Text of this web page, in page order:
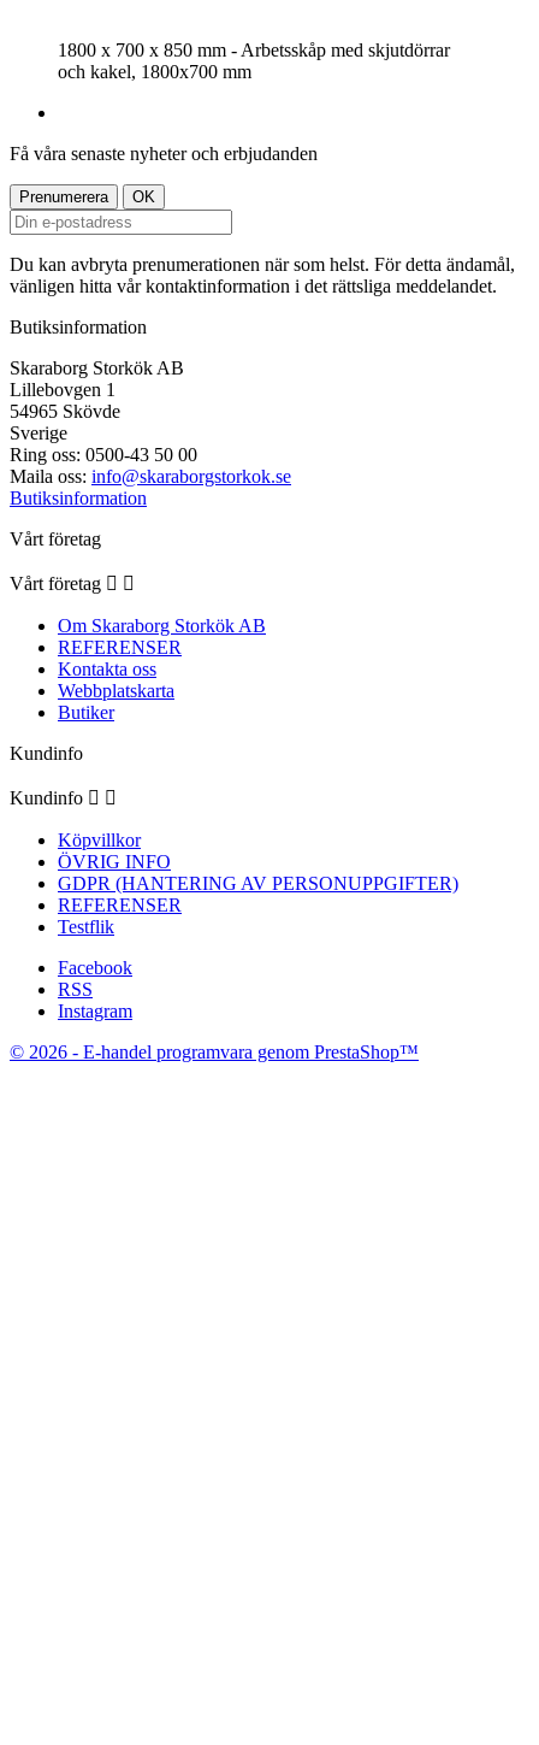
1800 x 700 x 850 mm - Arbetsskåp med skjutdörrar
och kakel, 1800x700 mm
Få våra senaste nyheter och erbjudanden
Du kan avbryta prenumerationen när som helst. För detta ändamål,
vänligen hitta vår kontaktinformation i det rättsliga meddelandet.
Butiksinformation
Skaraborg Storkök AB
Lillebovgen 1
54965 Skövde
Sverige
Ring oss: 0500-43 50 00
Maila oss: info@skaraborgstorkok.se
Butiksinformation
Vårt företag
Vårt företag  
Om Skaraborg Storkök AB
REFERENSER
Kontakta oss
Webbplatskarta
Butiker
Kundinfo
Kundinfo  
Köpvillkor
ÖVRIG INFO
GDPR (HANTERING AV PERSONUPPGIFTER)
REFERENSER
Testflik
Facebook
RSS
Instagram
© 2026 - E-handel programvara genom PrestaShop™